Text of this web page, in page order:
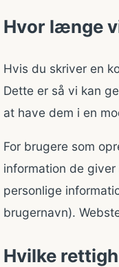
Hvor længe
Hvis du skriver en
Dette er så vi kan
at have dem i en
For brugere som
information de
personlige
brugernavn).
Hvilke